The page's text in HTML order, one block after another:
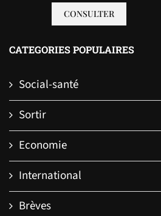
CONSULTER
CATEGORIES POPULAIRES
Social-santé
Sortir
Economie
International
Brèves